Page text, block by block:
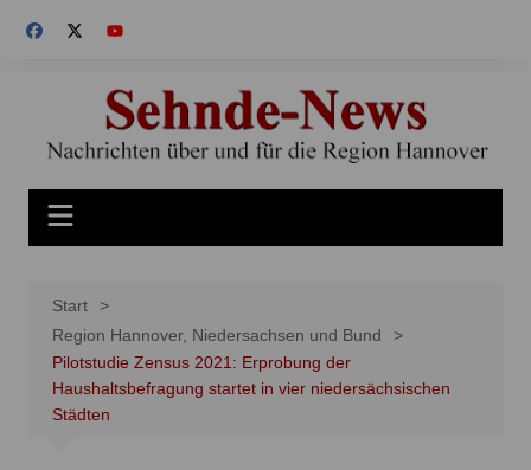
Inhalt
Start
Region Hannover, Niedersachsen und Bund
Pilotstudie Zensus 2021: Erprobung der
Haushaltsbefragung startet in vier niedersächsischen
Städten